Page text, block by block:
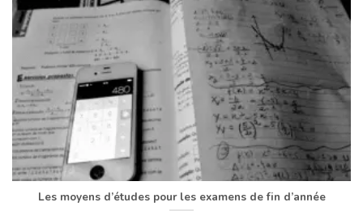
Les moyens d’études pour les examens de fin d’année